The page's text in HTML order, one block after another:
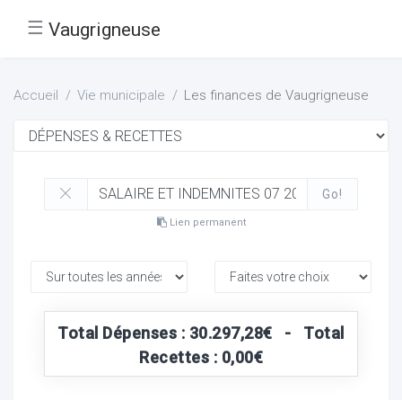
☰ Vaugrigneuse
Accueil Vie municipale Les finances de Vaugrigneuse
Go!
Lien permanent
Total Dépenses : 30.297,28€ - Total
Recettes : 0,00€